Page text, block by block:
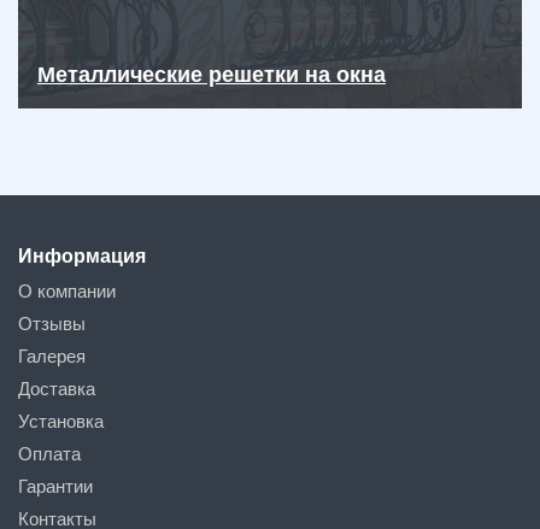
Металлические решетки на окна
Информация
О компании
Отзывы
Галерея
Доставка
Установка
Оплата
Гарантии
Контакты